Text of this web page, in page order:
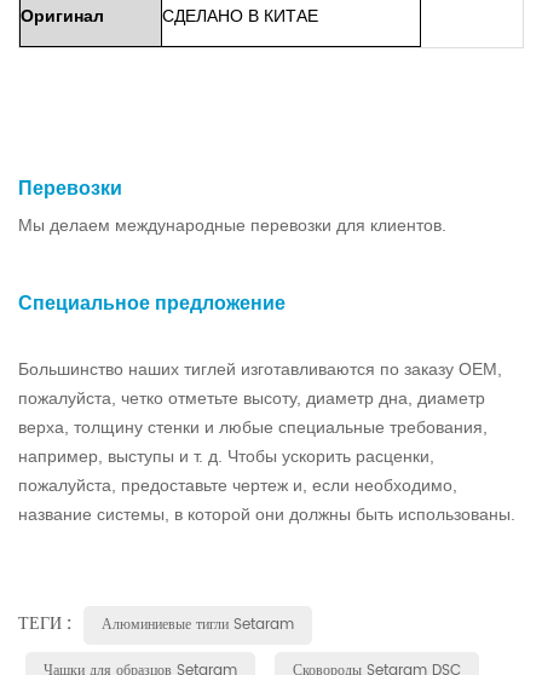
Оригинал СДЕЛАНО В КИТАЕ
Перевозки
Мы делаем международные перевозки для клиентов.
Специальное предложение
Большинство наших тиглей изготавливаются по заказу OEM,
пожалуйста, четко отметьте высоту, диаметр дна, диаметр
верха, толщину стенки и любые специальные требования,
например, выступы и т. д. Чтобы ускорить расценки,
пожалуйста, предоставьте чертеж и, если необходимо,
название системы, в которой они должны быть использованы.
ТЕГИ :
Алюминиевые тигли Setaram